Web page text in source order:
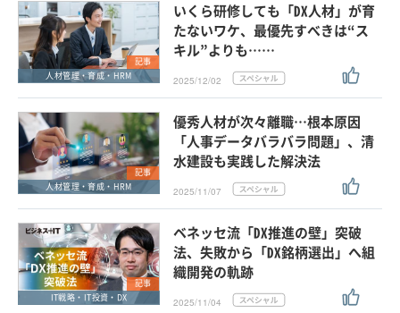
記事
人材管理・育成・HRM
いくら研修しても「DX人材」が育
たないワケ、最優先すべきは“ス
キル”よりも……
2025/12/02
記事
人材管理・育成・HRM
優秀人材が次々離職…根本原因
「人事データバラバラ問題」、清
水建設も実践した解決法
2025/11/07
記事
IT戦略・IT投資・DX
ベネッセ流「DX推進の壁」突破
法、失敗から「DX銘柄選出」へ組
織開発の軌跡
2025/11/04